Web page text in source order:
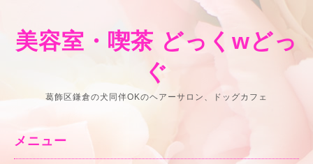
美容室・喫茶 どっくwどっ
ぐ
葛飾区鎌倉の犬同伴OKのヘアーサロン、ドッグカフェ
メニュー